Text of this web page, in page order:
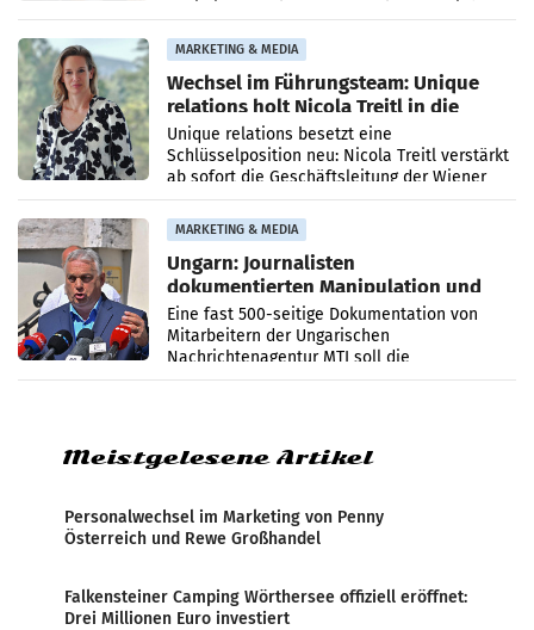
MARKETING & MEDIA
Wechsel im Führungsteam: Unique
relations holt Nicola Treitl in die
Geschäftsleitung
Unique relations besetzt eine
Schlüsselposition neu: Nicola Treitl verstärkt
ab sofort die Geschäftsleitung der Wiener
PR-Agentur an der Seite von Josef Kalina und
Anna Kalina-Mahr.
MARKETING & MEDIA
Ungarn: Journalisten
dokumentierten Manipulation und
Zensur
Eine fast 500-seitige Dokumentation von
Mitarbeitern der Ungarischen
Nachrichtenagentur MTI soll die
systematische Nachrichten-Manipulation und
Meistgelesene Artikel
Personalwechsel im Marketing von Penny
Österreich und Rewe Großhandel
Falkensteiner Camping Wörthersee offiziell eröffnet:
Drei Millionen Euro investiert